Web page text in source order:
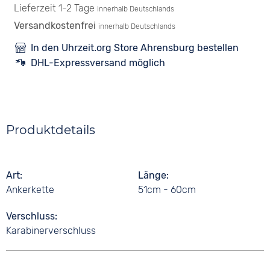
Lieferzeit 1-2 Tage innerhalb Deutschlands
Versandkostenfrei innerhalb Deutschlands
In den Uhrzeit.org Store Ahrensburg bestellen
DHL-Expressversand möglich
Produktdetails
Art
Ankerkette
Länge
51cm - 60cm
Verschluss
Karabinerverschluss